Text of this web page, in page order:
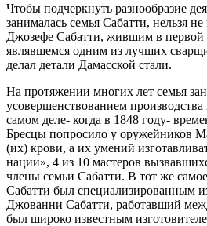
Чтобы подчеркнуть разнообразие
занималась семья Сабатти, нельзя
Джозефе Сабатти, жившим в первой
являвшемся одним из лучших
делал детали Дамасской стали.
На протяжении многих лет семья
усовершенствованием
самом деле- когда в 1848 году-
Бресцы попросило у оружейников
(их) крови, а их умений
нации», 4 из 10 мастеров
члены семьи Сабатти. В тот же
Сабатти был специализированным
Джованни Сабатти, работавший
был широко известным